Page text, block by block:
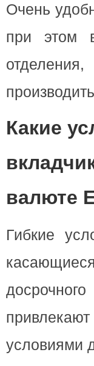
Очень
при этом
Какие
валюте
Гибкие
условиями